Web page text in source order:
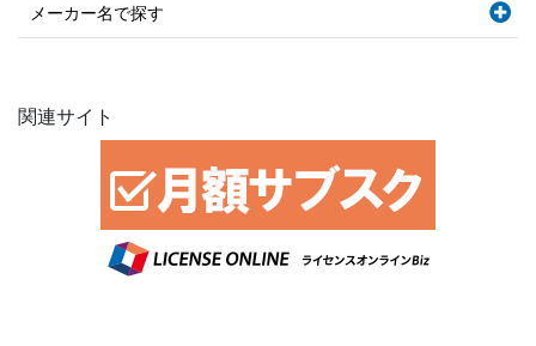
メーカー名で探す
関連サイト